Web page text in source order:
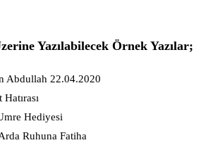
Yazılabilecek Örnek Yazılar;
Abdullah 22.04.2020
Hediyesi
Ruhuna Fatiha